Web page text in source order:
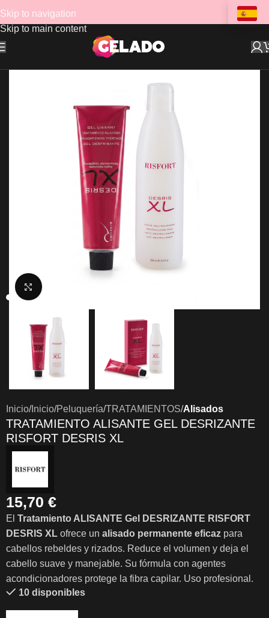
Skip to navigation
Skip to main content
Clic para ampliar
Inicio Inicio Peluquería TRATAMIENTOS Alisados
TRATAMIENTO ALISANTE GEL DESRIZANTE
RISFORT DESRIS XL
15,70 €
El Tratamiento ALISANTE Gel DESRIZANTE RISFORT
DESRIS XL ofrece un alisado permanente eficaz para
cabellos rebeldes y rizados. Reduce el volumen y deja el
cabello suave y manejable. Su fórmula con agentes
acondicionadores protege la fibra capilar. Uso profesional.
10 disponibles